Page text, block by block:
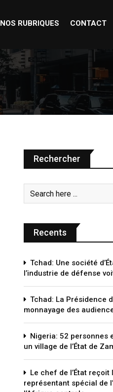
NOS RUBRIQUES CONTACT
Rechercher
Recents
Tchad: Une société
l’industrie de défense
Tchad: La Présidence
monnayage des
Nigeria: 52 personnes
un village de l’État de
Le chef de l’État reçoit
représentant spécial de